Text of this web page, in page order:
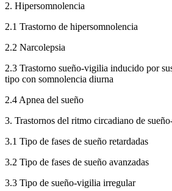
2. Hipersomnolencia
2.1 Trastorno de hipersomnolencia
2.2 Narcolepsia
2.3 Trastorno sueño-vigilia inducido por
tipo con somnolencia diurna
2.4 Apnea del sueño
3. Trastornos del ritmo circadiano de
3.1 Tipo de fases de sueño retardadas
3.2 Tipo de fases de sueño avanzadas
3.3 Tipo de sueño-vigilia irregular